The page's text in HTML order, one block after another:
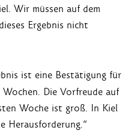
Wir müssen auf dem
Ergebnis nicht
ist eine Bestätigung für
Die Vorfreude auf
Woche ist groß. In Kiel
Herausforderung.“